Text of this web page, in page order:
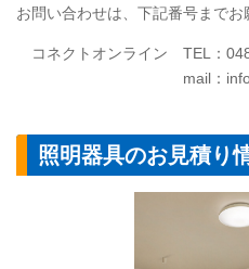
お問い合わせは、下記番号までお
コネクトオンライン TEL：
mail：info@e-
照明器具のお見積り